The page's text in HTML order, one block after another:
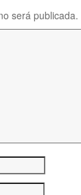
será publicada.